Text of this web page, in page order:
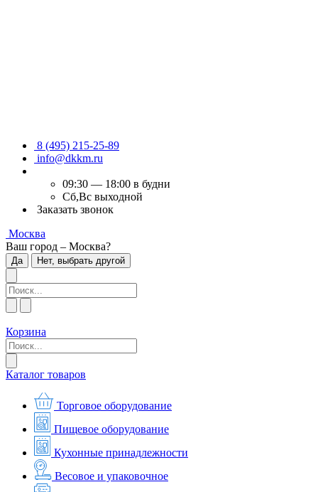
8 (495) 215-25-89
info@dkkm.ru
09:30 — 18:00 в будни
Сб,Вс выходной
Заказать звонок
Москва
Ваш город – Москва?
Да Нет, выбрать другой
Корзина
Каталог товаров
Торговое оборудование
Пищевое оборудование
Кухонные принадлежности
Весовое и упаковочное